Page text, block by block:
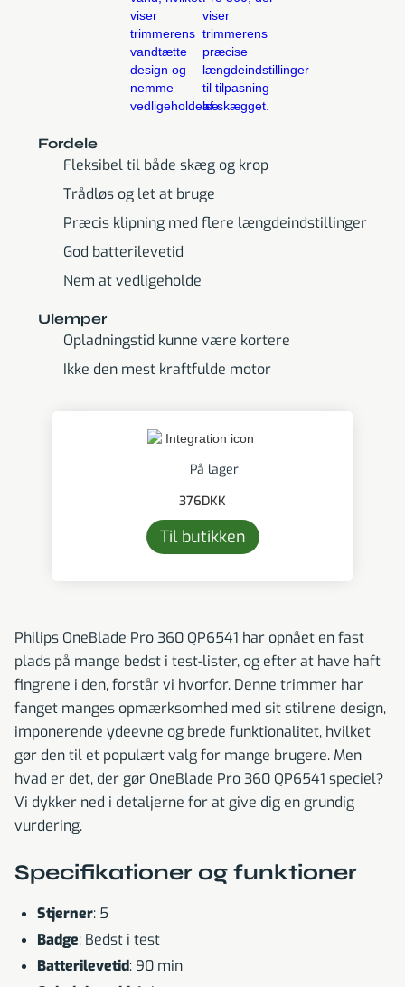
Fordele
Fleksibel til både skæg og krop
Trådløs og let at bruge
Præcis klipning med flere længdeindstillinger
God batterilevetid
Nem at vedligeholde
Ulemper
Opladningstid kunne være kortere
Ikke den mest kraftfulde motor
På lager
376DKK
Til butikken
Philips OneBlade Pro 360 QP6541 har opnået en fast
plads på mange bedst i test-lister, og efter at have haft
fingrene i den, forstår vi hvorfor. Denne trimmer har
fanget manges opmærksomhed med sit stilrene design,
imponerende ydeevne og brede funktionalitet, hvilket
gør den til et populært valg for mange brugere. Men
hvad er det, der gør OneBlade Pro 360 QP6541 speciel?
Vi dykker ned i detaljerne for at give dig en grundig
vurdering.
Specifikationer og funktioner
Stjerner: 5
Badge: Bedst i test
Batterilevetid: 90 min